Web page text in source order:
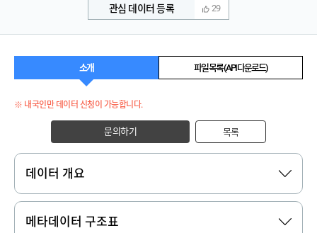
관심 데이터 등록 29
소개 파일 목록 (API 다운로드)
※ 내국인만 데이터 신청이 가능합니다.
문의하기 목록
데이터 개요
메타데이터 구조표